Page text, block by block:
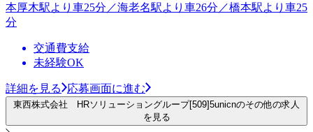
本厚木駅より車25分／海老名駅より車26分／橋本駅より車25
分
交通費支給
未経験OK
詳細を見る 応募画面に進む
東西株式会社 HRソリューショングループ[509]5unicnのその他の求人
を見る